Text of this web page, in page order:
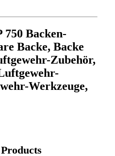
750 Backen-
Backe, Backe
Zubehör,
Werkzeuge,